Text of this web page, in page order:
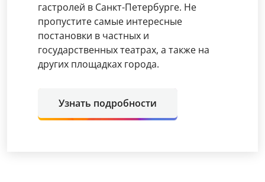
гастролей в Санкт-Петербурге. Не
пропустите самые интересные
постановки в частных и
государственных театрах, а также на
других площадках города.
Узнать подробности